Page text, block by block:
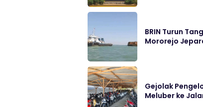
BRIN Turun
Mororejo
Gejolak
Meluber ke